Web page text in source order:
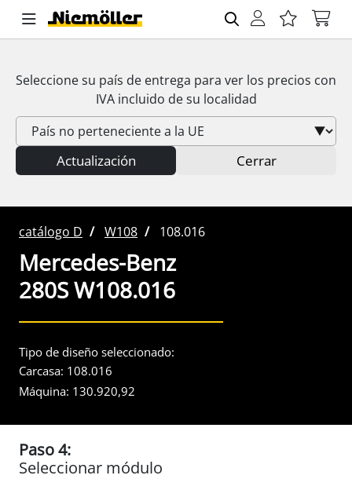
Seleccione su país de entrega para ver los precios con
IVAincluido de su localidad
Actualización Cerrar
catálogo D W108 108.016
Mercedes-Benz
280S W108.016
Tipo de diseño seleccionado:
Carcasa: 108.016
Máquina: 130.920,92
Paso 4:
Seleccionar módulo